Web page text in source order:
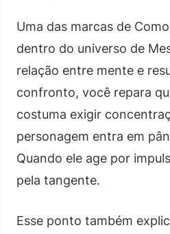
Uma das marcas de
dentro do universo de
relação entre mente e
confronto, você repara
costuma exigir
personagem entra em
Quando ele age por
pela tangente.
Esse ponto também